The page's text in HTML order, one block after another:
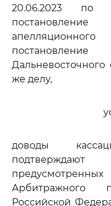
20.06.2023 по
Дальневосточного
же делу,
доводы
Арбитражного
Российской